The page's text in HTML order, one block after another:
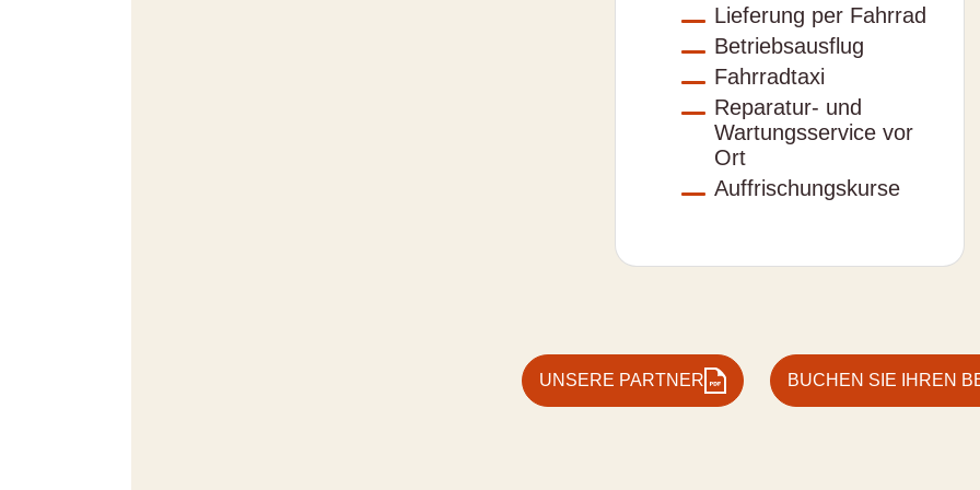
Lieferung per Fahrrad
Betriebsausflug
Fahrradtaxi
Reparatur- und
Wartungsservice vor
Ort
Auffrischungskurse
UNSERE PARTNER BUCHEN SIE IHREN